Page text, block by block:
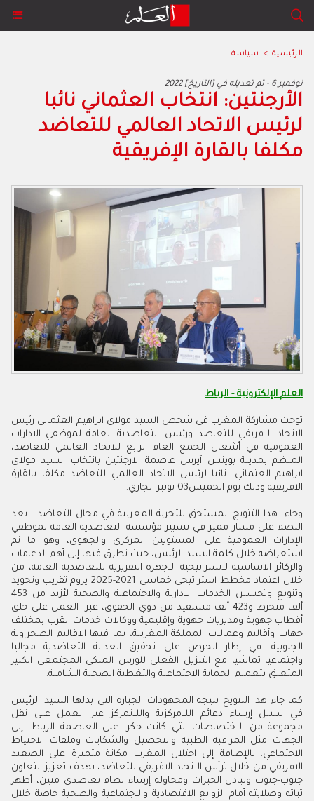
الرئيسية > سياسة
2022 نوفمبر 6 - تم تعديله في [التاريخ]
الأرجنتين: انتخاب العثماني نائبا
لرئيس الاتحاد العالمي للتعاضد
مكلفا بالقارة الإفريقية
العلم الإلكترونية - الرباط
توجت مشاركة المغرب في شخص السيد مولاي ابراهيم العثماني رئيس
الاتحاد الافريقي للتعاضد ورئيس التعاضدية العامة لموظفي الادارات
العمومية في أشغال الجمع العام الرابع للاتحاد العالمي للتعاضد،
المنظم بمدينة بوينس آيرس عاصمة الارجنتين بانتخاب السيد مولاي
ابراهيم العثماني، نائبا لرئيس الاتحاد العالمي للتعاضد مكلفا بالقارة
الافريقية وذلك يوم الخميس03 نونبر الجاري.
وجاء هذا التتويج المستحق للتجربة المغربية في مجال التعاضد ، بعد
البصم على مسار مميز في تسيير مؤسسة التعاضدية العامة لموظفي
الإدارات العمومية على المستويين المركزي والجهوي، وهو ما تم
استعراضه خلال كلمة السيد الرئيس، حيث تطرق فيها إلى أهم الدعامات
والركائز الاساسية لاستراتيجية الاجهزة التقريرية للتعاضدية العامة، من
خلال اعتماد مخطط استراتيجي خماسي 2021-2025 يروم تقريب وتجويد
وتنويع وتحسين الخدمات الادارية والاجتماعية والصحية لأزيد من 453
ألف منخرط و423 ألف مستفيد من ذوي الحقوق، عبر العمل على خلق
أقطاب جهوية ومديريات جهوية وإقليمية ووكالات خدمات القرب بمختلف
جهات وأقاليم وعمالات المملكة المغربية، بما فيها الاقاليم الصحراوية
الجنوبية. في إطار الحرص على تحقيق العدالة التعاضدية مجاليا
واجتماعيا تماشيا مع التنزيل الفعلي للورش الملكي المجتمعي الكبير
المتعلق بتعميم الحماية الاجتماعية والتغطية الصحية الشاملة.
كما جاء هذا التتويج نتيجة المجهودات الجبارة التي بذلها السيد الرئيس
في سبيل إرساء دعائم اللامركزية واللاتمركز عبر العمل على نقل
مجموعة من الاختصاصات التي كانت حكرا على العاصمة الرباط، إلى
الجهات مثل المراقبة الطبية والتحصيل والشكايات وملفات الاحتياط
الاجتماعي. بالإضافة إلى احتلال المغرب مكانة متميزة على الصعيد
الافريقي من خلال ترأس الاتحاد الافريقي للتعاضد، بهدف تعزيز التعاون
جنوب-جنوب وتبادل الخبرات ومحاولة إرساء نظام تعاضدي متين، أظهر
ثباته وصلابته أمام الزوابع الاقتصادية والاجتماعية والصحية خاصة خلال